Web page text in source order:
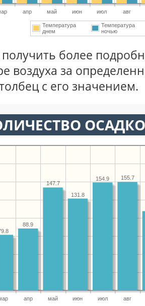
апр май июн июл авг
Температура
днем
Температура
ночью
более
воздуха за
с его значением.
апр май июн июл авг
155.7
154.9
131.8
147.7
88.9